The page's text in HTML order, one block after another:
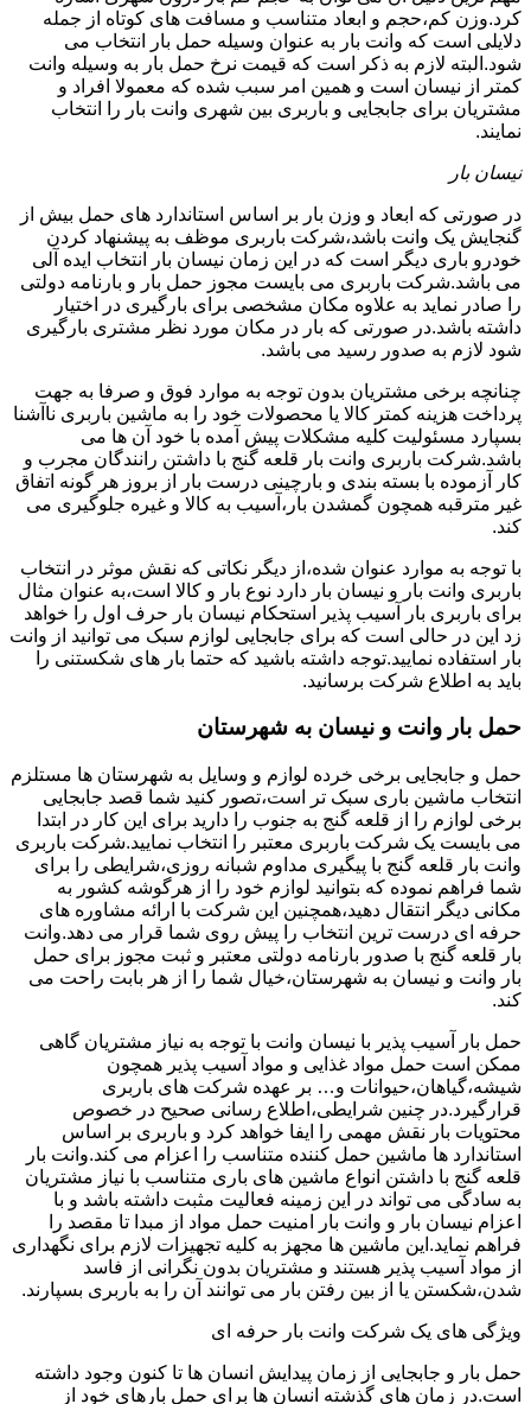
کرد.وزن کم،حجم و ابعاد متناسب و مسافت های کوتاه از جمله
دلایلی است که وانت بار به عنوان وسیله حمل بار انتخاب می
شود.البته لازم به ذکر است که قیمت نرخ حمل بار به وسیله وانت
کمتر از نیسان است و همین امر سبب شده که معمولا افراد و
مشتریان برای جابجایی و باربری بین شهری وانت بار را انتخاب
نمایند.
نیسان بار
در صورتی که ابعاد و وزن بار بر اساس استاندارد های حمل بیش از
گنجایش یک وانت باشد،شرکت باربری موظف به پیشنهاد کردن
خودرو باری دیگر است که در این زمان نیسان بار انتخاب ایده آلی
می باشد.شرکت باربری می بایست مجوز حمل بار و بارنامه دولتی
را صادر نماید به علاوه مکان مشخصی برای بارگیری در اختیار
داشته باشد.در صورتی که بار در مکان مورد نظر مشتری بارگیری
شود لازم به صدور رسید می باشد.
چنانچه برخی مشتریان بدون توجه به موارد فوق و صرفا به جهت
پرداخت هزینه کمتر کالا یا محصولات خود را به ماشین باربری ناآشنا
بسپارد مسئولیت کلیه مشکلات پیش آمده با خود آن ها می
باشد.شرکت باربری وانت بار قلعه گنج با داشتن رانندگان مجرب و
کار آزموده با بسته بندی و بارچینی درست بار از بروز هر گونه اتفاق
غیر مترقبه همچون گمشدن بار،آسیب به کالا و غیره جلوگیری می
کند.
با توجه به موارد عنوان شده،از دیگر نکاتی که نقش موثر در انتخاب
باربری وانت بار و نیسان بار دارد نوع بار و کالا است،به عنوان مثال
برای باربری بار آسیب پذیر استحکام نیسان بار حرف اول را خواهد
زد این در حالی است که برای جابجایی لوازم سبک می توانید از وانت
بار استفاده نمایید.توجه داشته باشید که حتما بار های شکستنی را
باید به اطلاع شرکت برسانید.
حمل بار وانت و نیسان به شهرستان
حمل و جابجایی برخی خرده لوازم و وسایل به شهرستان ها مستلزم
انتخاب ماشین باری سبک تر است،تصور کنید شما قصد جابجایی
برخی لوازم را از قلعه گنج به جنوب را دارید برای این کار در ابتدا
می بایست یک شرکت باربری معتبر را انتخاب نمایید.شرکت باربری
وانت بار قلعه گنج با پیگیری مداوم شبانه روزی،شرایطی را برای
شما فراهم نموده که بتوانید لوازم خود را از هرگوشه کشور به
مکانی دیگر انتقال دهید،همچنین این شرکت با ارائه مشاوره های
حرفه ای درست ترین انتخاب را پیش روی شما قرار می دهد.وانت
بار قلعه گنج با صدور بارنامه دولتی معتبر و ثبت مجوز برای حمل
بار وانت و نیسان به شهرستان،خیال شما را از هر بابت راحت می
کند.
حمل بار آسیب پذیر با نیسان وانت با توجه به نیاز مشتریان گاهی
ممکن است حمل مواد غذایی و مواد آسیب پذیر همچون
شیشه،گیاهان،حیوانات و… بر عهده شرکت های باربری
قرارگیرد.در چنین شرایطی،اطلاع رسانی صحیح در خصوص
محتویات بار نقش مهمی را ایفا خواهد کرد و باربری بر اساس
استاندارد ها ماشین حمل کننده متناسب را اعزام می کند.وانت بار
قلعه گنج با داشتن انواع ماشین های باری متناسب با نیاز مشتریان
به سادگی می تواند در این زمینه فعالیت مثبت داشته باشد و با
اعزام نیسان بار و وانت بار امنیت حمل مواد از مبدا تا مقصد را
فراهم نماید.این ماشین ها مجهز به کلیه تجهیزات لازم برای نگهداری
از مواد آسیب پذیر هستند و مشتریان بدون نگرانی از فاسد
شدن،شکستن یا از بین رفتن بار می توانند آن را به باربری بسپارند.
ویژگی های یک شرکت وانت بار حرفه ای
حمل بار و جابجایی از زمان پیدایش انسان ها تا کنون وجود داشته
است.در زمان های گذشته انسان ها برای حمل بارهای خود از